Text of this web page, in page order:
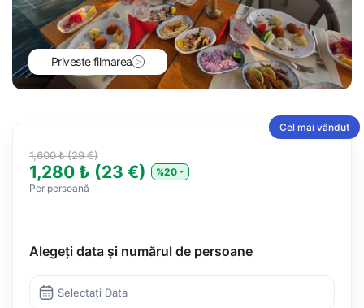
Priveste filmarea
Cel mai vândut
1,600 ₺ (29 €)
1,280 ₺ (23 €)
%20
Per persoană
Alegeți data și numărul de persoane
Selectați Data